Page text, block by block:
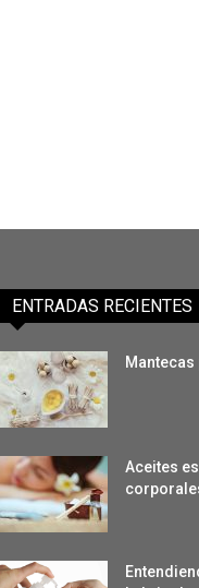
ENTRADAS RECIENTES
Aceites